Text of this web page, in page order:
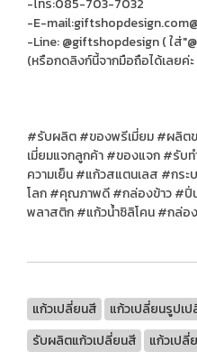
-E-
-Line: @giftshopdesign ( ใส่
(หรือกดลิงก์นี้จากมือถือได้เลยค่ะ
#รับผลิต #ของพรีเมี่ยม #ผลิต
เมี่ยมแจกลูกค้า #ของแจก #รับ
ความเย็น #แก้วสแตนเลส #กร
โลก #คุณภาพดี #กล่องข้าว #ปิ่
พลาสติก #แก้วน้ำซิลิโคน #กล่อ
แก้วเปลี่ยนสี
แก้วเปลี่ยนรูปเ
รับผลิตแก้วเปลี่ยนสี
แก้วเปลี่